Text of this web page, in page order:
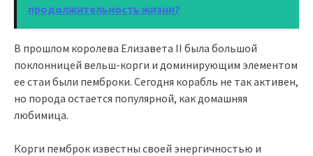
продолжительность жизни?
В прошлом королева Елизавета II была большой
поклонницей вельш-корги и доминирующим элементом
ее стаи были пемброки. Сегодня корабль не так активен,
но порода остается популярной, как домашняя
любимица.
Корги пемброк известны своей энергичностью и